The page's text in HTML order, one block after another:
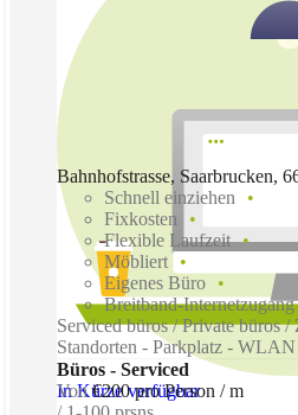
In Kürze verfügbar
Bahnhofstrasse, Saarbrucken,
Schnell einziehen
Fixkosten
Flexible Laufzeit
Möbliert
Eigenes Büro
Breitband-Internetzugang
Serviced büros / Private büros /
Standorten - Parkplatz -
Büros - Serviced
Von €200 pro Person / m